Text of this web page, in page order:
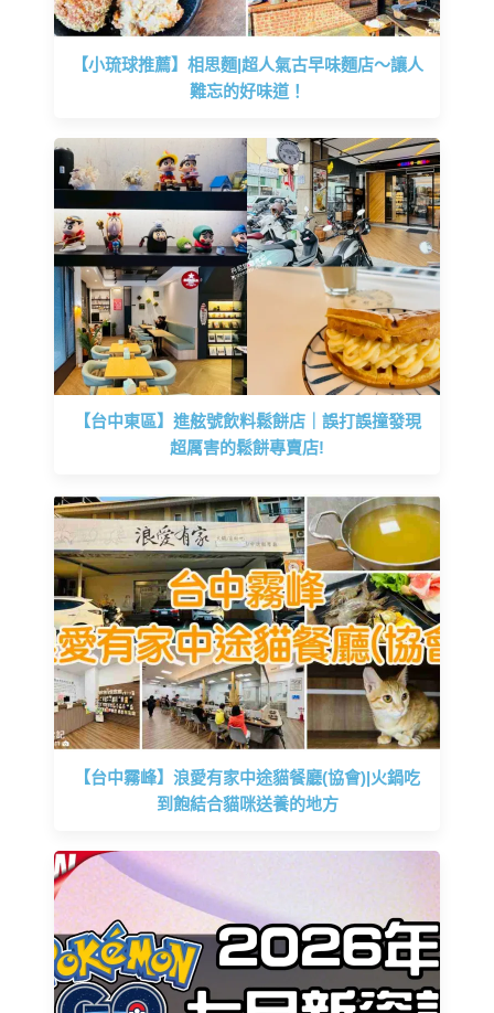
【小琉球推薦】相思麵|超人氣古早味麵店～讓人
難忘的好味道！
【台中東區】進舷號飲料鬆餅店｜誤打誤撞發現
超厲害的鬆餅專賣店!
【台中霧峰】浪愛有家中途貓餐廳(協會)|火鍋吃
到飽結合貓咪送養的地方